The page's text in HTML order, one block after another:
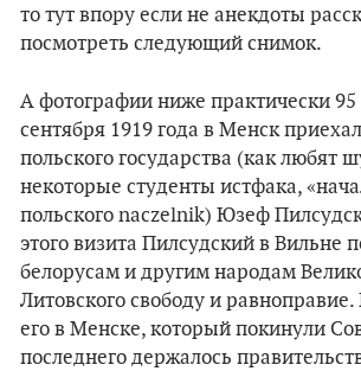
то тут впору если не анекдоты
посмотреть следующий снимок.
А фотографии ниже практически 95
сентября 1919 года в Менск
польского государства (как любят
некоторые студенты истфака,
польского naczelnik) Юзеф
этого визита Пилсудский в Вильне
белорусам и другим народам
Литовского свободу и
его в Менске, который покинули
последнего держалось